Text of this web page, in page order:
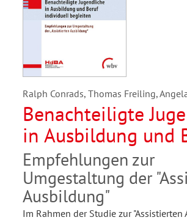
Ralph Conrads, Thomas Freiling,
Benachteiligte
in Ausbildung und
individuell begleiten
Empfehlungen zur
Umgestaltung der
Ausbildung"
Im Rahmen der Studie zur